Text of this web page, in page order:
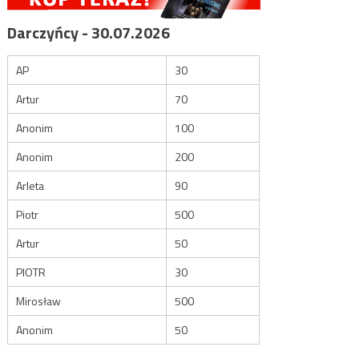
Darczyńcy - 30.07.2026
AP
30
Artur
70
Anonim
100
Anonim
200
Arleta
90
Piotr
500
Artur
50
PIOTR
30
Mirosław
500
Anonim
50